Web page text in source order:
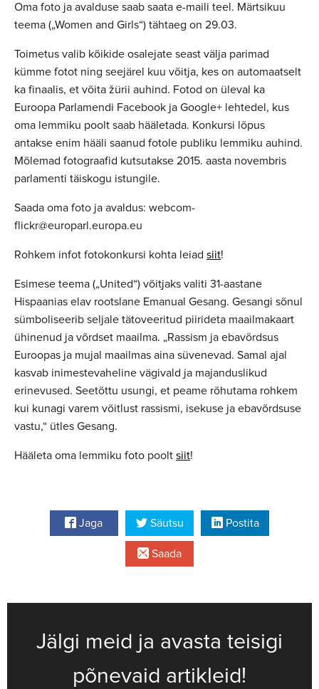
Oma foto ja avalduse saab saata e-maili teel. Märtsikuu
teema („Women and Girls“) tähtaeg on 29.03.
Toimetus valib kõikide osalejate seast välja parimad
kümme fotot ning seejärel kuu võitja, kes on automaatselt
ka finaalis, et võita žürii auhind. Fotod on üleval ka
Euroopa Parlamendi Facebook ja Google+ lehtedel, kus
oma lemmiku poolt saab hääletada. Konkursi lõpus
antakse enim hääli saanud fotole publiku lemmiku auhind.
Mõlemad fotograafid kutsutakse 2015. aasta novembris
parlamenti täiskogu istungile.
Saada oma foto ja avaldus: webcom-
flickr@europarl.europa.eu
Rohkem infot fotokonkursi kohta leiad siit!
Esimese teema („United“) võitjaks valiti 31-aastane
Hispaanias elav rootslane Emanual Gesang. Gesangi sõnul
sümboliseerib seljale tätoveeritud piirideta maailmakaart
ühinenud ja võrdset maailma. „Rassism ja ebavõrdsus
Euroopas ja mujal maailmas aina süvenevad. Samal ajal
kasvab inimestevaheline vägivald ja majanduslikud
erinevused. Seetõttu usungi, et peame rõhutama rohkem
kui kunagi varem võitlust rassismi, isekuse ja ebavõrdsuse
vastu,“ ütles Gesang.
Hääleta oma lemmiku foto poolt siit!
Jaga Säutsu Postita
Saada
Jälgi meid ja avasta teisigi
põnevaid artikleid!